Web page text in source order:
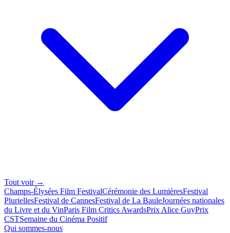
Tout voir →
Champs-Élysées Film FestivalCérémonie des LumièresFestival
PluriellesFestival de CannesFestival de La BauleJournées nationales
du Livre et du VinParis Film Critics AwardsPrix Alice GuyPrix
CSTSemaine du Cinéma Positif
Qui sommes-nous